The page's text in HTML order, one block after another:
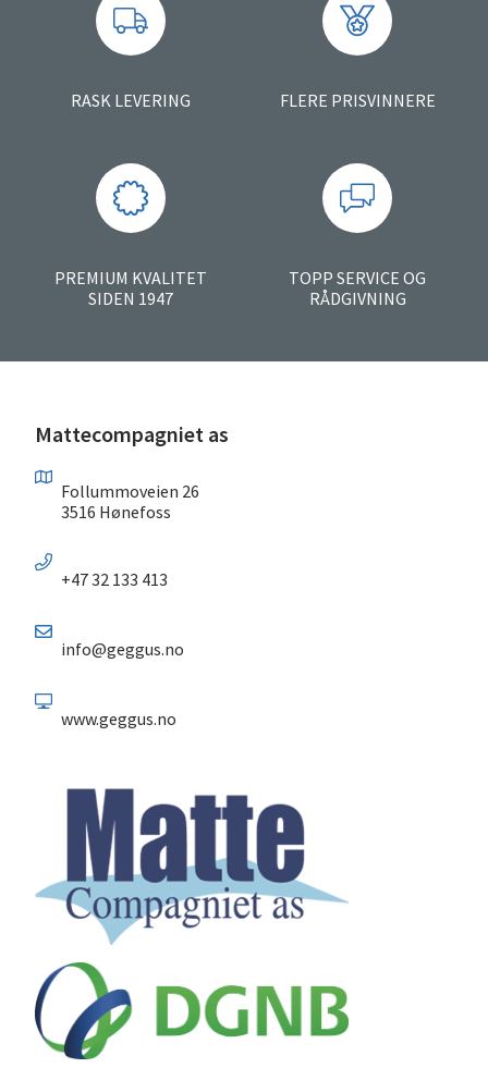
RASK LEVERING FLERE PRISVINNERE
PREMIUM KVALITET
SIDEN 1947
TOPP SERVICE OG
RÅDGIVNING
Mattecompagniet as
Follummoveien 26
3516 Hønefoss
+47 32 133 413
info@geggus.no
www.geggus.no